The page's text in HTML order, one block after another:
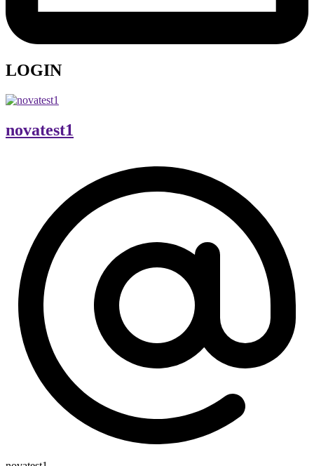
LOGIN
novatest1